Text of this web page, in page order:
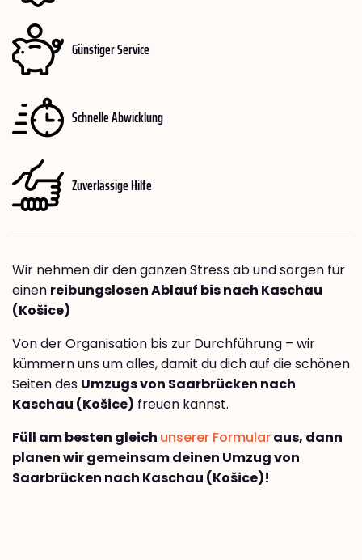
Günstiger Service
Schnelle Abwicklung
Zuverlässige Hilfe
Wir nehmen dir den ganzen Stress ab und sorgen für
einen reibungslosen Ablauf bis nach Kaschau
(Košice)
Von der Organisation bis zur Durchführung – wir
kümmern uns um alles, damit du dich auf die schönen
Seiten des Umzugs von Saarbrücken nach
Kaschau (Košice) freuen kannst.
Füll am besten gleich unserer Formularaus, dann
planen wir gemeinsam deinen Umzug von
Saarbrücken nach Kaschau (Košice)!